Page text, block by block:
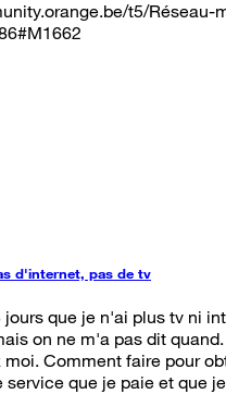
t5/Réseau-
d'internet, pas de tv
que je n'ai plus tv ni
on ne m'a pas dit
Comment faire pour
que je paie et que